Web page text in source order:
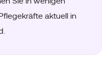
aktuell in